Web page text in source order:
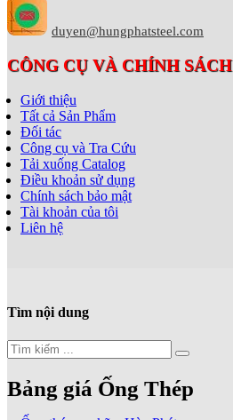
duyen@hungphatsteel.com
CÔNG CỤ VÀ CHÍNH SÁCH
Giới thiệu
Tất cả Sản Phẩm
Đối tác
Công cụ và Tra Cứu
Tải xuống Catalog
Điều khoản sử dụng
Chính sách bảo mật
Tài khoản của tôi
Liên hệ
Tìm nội dung
Bảng giá Ống Thép